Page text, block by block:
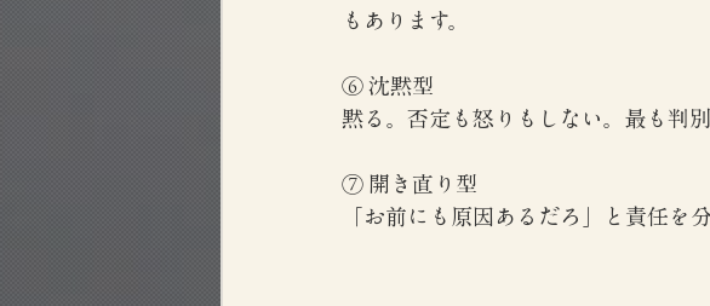
もあります。
⑥ 沈黙型
黙る。否定も怒りもしない。最も判
⑦ 開き直り型
「お前にも原因あるだろ」と責任を